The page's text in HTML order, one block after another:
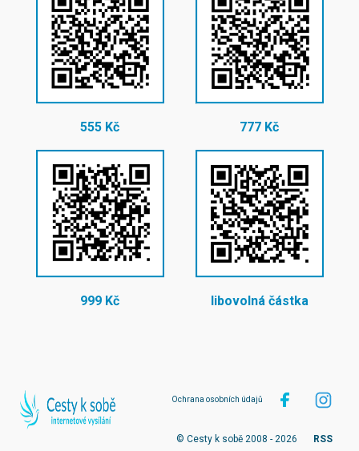
555 Kč 777 Kč
999 Kč libovolná částka
Ochrana osobních údajů
© Cesty k sobě 2008 - 2026 RSS